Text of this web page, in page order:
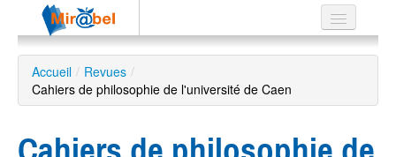
Le réseau
Soutien
Accueil / Revues /
Cahiers de philosophie de l'université de Caen